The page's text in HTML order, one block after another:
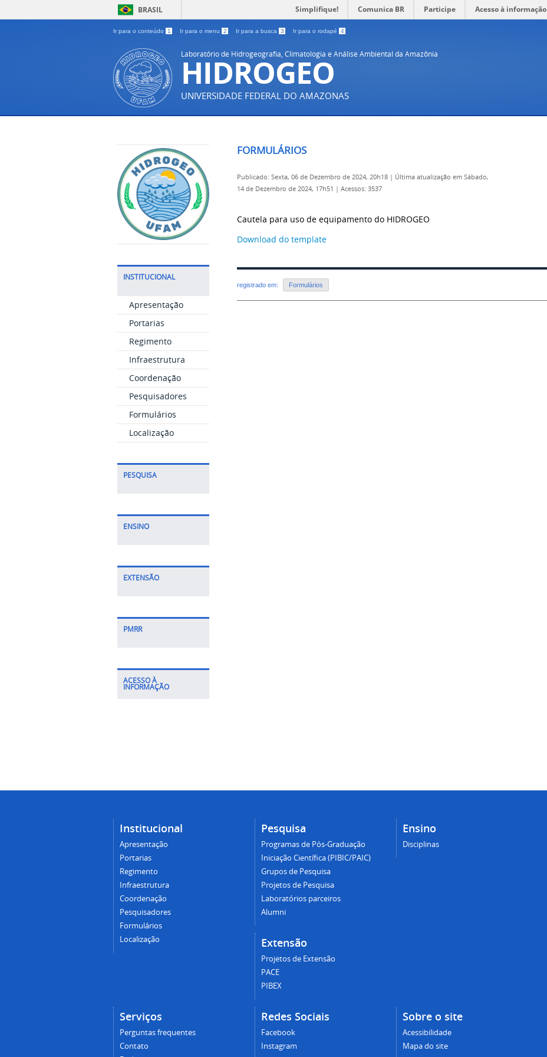
BRASIL Simplifique! Comunica BR Participe Acesso à informação
Ir para o conteúdo 1 Ir para o menu 2 Ir para a busca 3 Ir para o rodapé 4
Laboratório de Hidrogeografia, Climatologia e Análise Ambiental da Amazônia
HIDROGEO
UNIVERSIDADE FEDERAL DO AMAZONAS
INSTITUCIONAL
Apresentação
Portarias
Regimento
Infraestrutura
Coordenação
Pesquisadores
Formulários
Localização
PESQUISA
ENSINO
EXTENSÃO
PMRR
ACESSO À
INFORMAÇÃO
FORMULÁRIOS
Publicado: Sexta, 06 de Dezembro de 2024, 20h18 | Última atualização em Sábado,
14 de Dezembro de 2024, 17h51 | Acessos: 3537
Cautela para uso de equipamento do HIDROGEO
Download do template
registrado em: Formulários
Institucional
Apresentação
Portarias
Regimento
Infraestrutura
Coordenação
Pesquisadores
Formulários
Localização
Pesquisa
Programas de Pós-Graduação
Iniciação Científica (PIBIC/PAIC)
Grupos de Pesquisa
Projetos de Pesquisa
Laboratórios parceiros
Alumni
Ensino
Disciplinas
Extensão
Projetos de Extensão
PACE
PIBEX
Serviços
Perguntas frequentes
Contato
Redes Sociais
Facebook
Instagram
Sobre o site
Acessibilidade
Mapa do site